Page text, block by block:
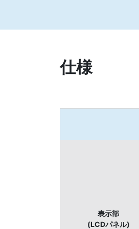
仕様
表示部
(LCDパネル)